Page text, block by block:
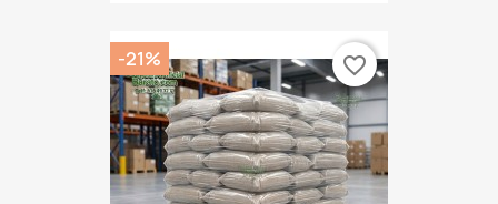
-21% favorite_border